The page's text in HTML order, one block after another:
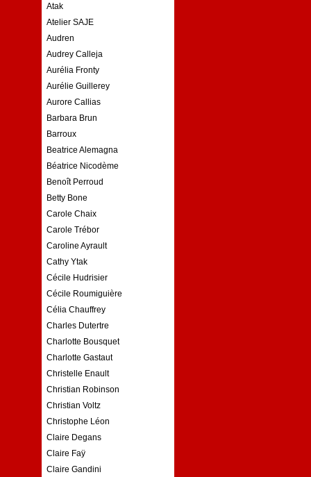
Atak
Atelier SAJE
Audren
Audrey Calleja
Aurélia Fronty
Aurélie Guillerey
Aurore Callias
Barbara Brun
Barroux
Beatrice Alemagna
Béatrice Nicodème
Benoît Perroud
Betty Bone
Carole Chaix
Carole Trébor
Caroline Ayrault
Cathy Ytak
Cécile Hudrisier
Cécile Roumiguière
Célia Chauffrey
Charles Dutertre
Charlotte Bousquet
Charlotte Gastaut
Christelle Enault
Christian Robinson
Christian Voltz
Christophe Léon
Claire Degans
Claire Faÿ
Claire Gandini